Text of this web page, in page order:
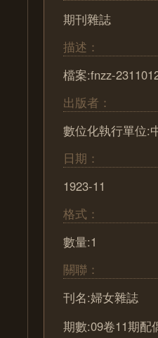
期刊雜誌
描述：
檔案:fnzz-
出版者：
數位化執行單位:
日期：
1923-11
格式：
數量:1
關聯：
刊名:婦女雜誌
期數:09卷11期配